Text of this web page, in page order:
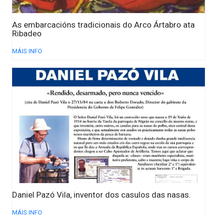
As embarcacións tradicionais do Arco Ártabro ata
Ribadeo
MÁIS INFO
Daniel Pazó Vila, inventor dos casulos das nasas.
MÁIS INFO